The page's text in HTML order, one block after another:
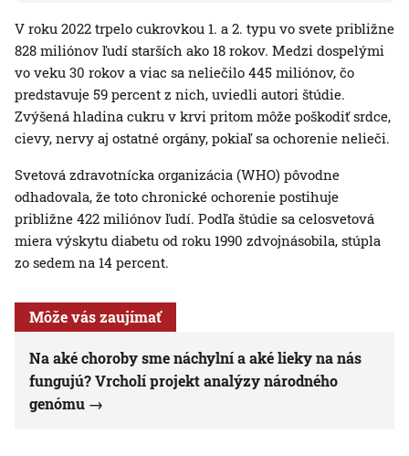
V roku 2022 trpelo cukrovkou 1. a 2. typu vo svete približne
828 miliónov ľudí starších ako 18 rokov. Medzi dospelými
vo veku 30 rokov a viac sa neliečilo 445 miliónov, čo
predstavuje 59 percent z nich, uviedli autori štúdie.
Zvýšená hladina cukru v krvi pritom môže poškodiť srdce,
cievy, nervy aj ostatné orgány, pokiaľ sa ochorenie nelieči.
Svetová zdravotnícka organizácia (WHO) pôvodne
odhadovala, že toto chronické ochorenie postihuje
približne 422 miliónov ľudí. Podľa štúdie sa celosvetová
miera výskytu diabetu od roku 1990 zdvojnásobila, stúpla
zo sedem na 14 percent.
Môže vás zaujímať
Na aké choroby sme náchylní a aké lieky na nás
fungujú? Vrcholí projekt analýzy národného
genómu